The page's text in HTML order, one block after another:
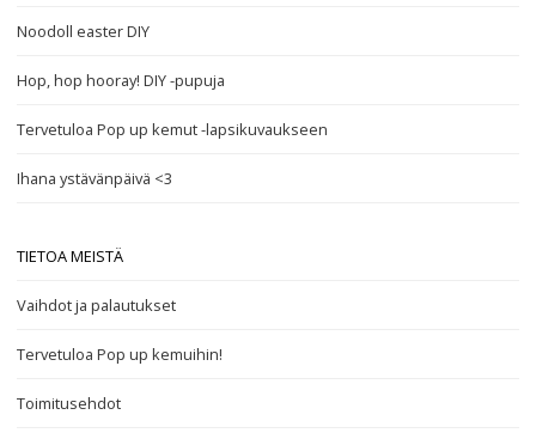
Noodoll easter DIY
Hop, hop hooray! DIY -pupuja
Tervetuloa Pop up kemut -lapsikuvaukseen
Ihana ystävänpäivä <3
TIETOA MEISTÄ
Vaihdot ja palautukset
Tervetuloa Pop up kemuihin!
Toimitusehdot